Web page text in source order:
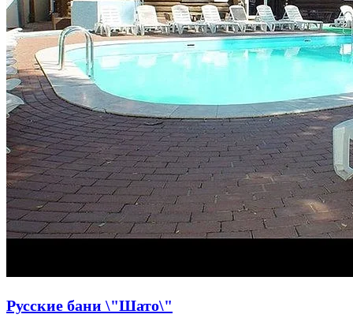
Русские бани \"Шато\"